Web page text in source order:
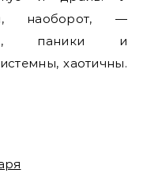
наоборот, —
паники и
хаотичны.